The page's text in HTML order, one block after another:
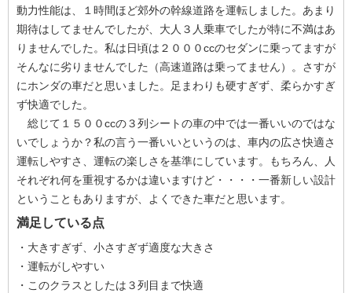
動力性能は、１時間ほど郊外の幹線道路を運転しました。あまり
期待はしてませんでしたが、大人３人乗車でしたが特に不満はあ
りませんでした。私は日頃は２０００ccのセダンに乗ってますが
そんなに劣りませんでした（高速道路は乗ってません）。さすが
にホンダの車だと思いました。足まわりも硬すぎず、柔らかすぎ
ず快適でした。
総じて１５００ccの３列シートの車の中では一番いいのではな
いでしょうか？私の言う一番いいというのは、車内の広さ快適さ
運転しやすさ、運転の楽しさを基準にしています。もちろん、人
それぞれ何を重視するかは違いますけど・・・・一番新しい設計
ということもありますが、よくできた車だと思います。
満足している点
・大きすぎず、小さすぎず適度な大きさ
・運転がしやすい
・このクラスとしたは３列目まで快適